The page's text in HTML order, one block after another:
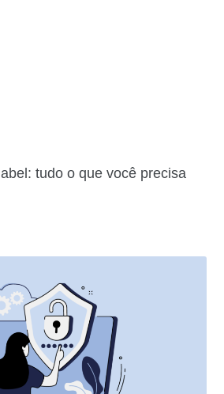
tudo o que você precisa